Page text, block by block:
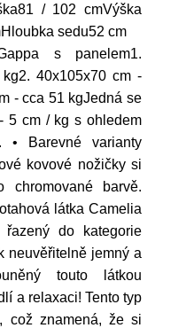
/ 102 cmVýška
sedu52 cm
s panelem1.
40x105x70 cm -
- cca 51 kgJedná se
5 cm / kg s ohledem
• Barevné varianty
kovové nožičky si
barvě.
látka Camelia
do kategorie
neuvěřitelně jemný a
touto látkou
a relaxaci! Tento typ
což znamená, že si